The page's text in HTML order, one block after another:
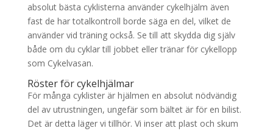
absolut bästa cyklisterna använder cykelhjälm även
fast de har totalkontroll borde säga en del, vilket de
använder vid träning också. Se till att skydda dig själv
både om du cyklar till jobbet eller tränar för cykellopp
som Cykelvasan.
Röster för cykelhjälmar
För många cyklister är hjälmen en absolut nödvändig
del av utrustningen, ungefär som bältet är för en bilist.
Det är detta läger vi tillhör. Vi inser att plast och skum